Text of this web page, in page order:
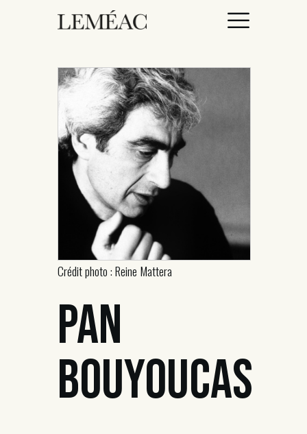
ACCUEIL
CATALOGUE
AUTEURICES
DROITS / RIGHTS
À PROPOS
Crédit photo : Reine Mattera
PAN
BOUYOUCAS